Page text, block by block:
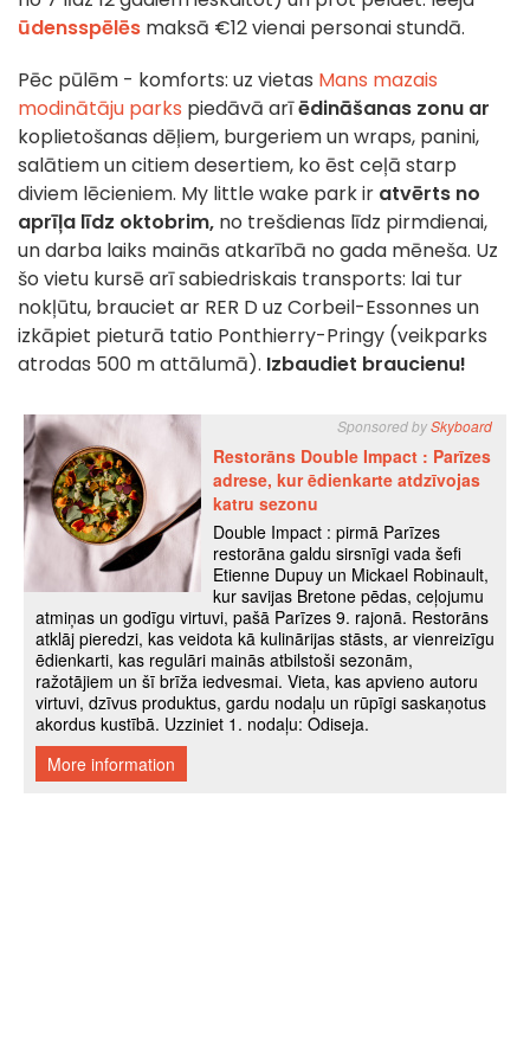
ūdensspēlēs maksā €12 vienai personai stundā.
Pēc pūlēm - komforts: uz vietas Mans mazais
modinātāju parks piedāvā arīēdināšanas zonu ar
koplietošanas dēļiem, burgeriem un wraps, panini,
salātiem un citiem desertiem, ko ēst ceļā starp
diviem lēcieniem. My little wake park ir atvērts no
aprīļa līdz oktobrim, no trešdienas līdz pirmdienai,
un darba laiks mainās atkarībā no gada mēneša. Uz
šo vietu kursē arī sabiedriskais transports: lai tur
nokļūtu, brauciet ar RER D uz Corbeil-Essonnes un
izkāpiet pieturā tatio Ponthierry-Pringy (veikparks
atrodas 500 m attālumā). Izbaudiet braucienu!